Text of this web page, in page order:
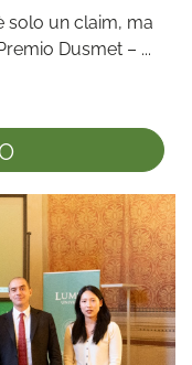
solo un claim, ma
Dusmet – ...